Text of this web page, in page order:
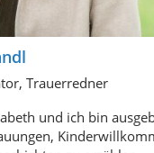
Trauerredner
und ich bin